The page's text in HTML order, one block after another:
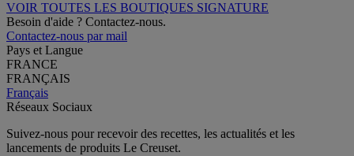
VOIR TOUTES LES BOUTIQUES SIGNATURE
Besoin d'aide ? Contactez-nous.
Contactez-nous par mail
Pays et Langue
FRANCE
FRANÇAIS
Français
Réseaux Sociaux
Suivez-nous pour recevoir des recettes, les actualités et les
lancements de produits Le Creuset.